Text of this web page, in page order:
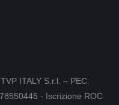
ITALY S.r.l. – PEC:
- Iscrizione ROC